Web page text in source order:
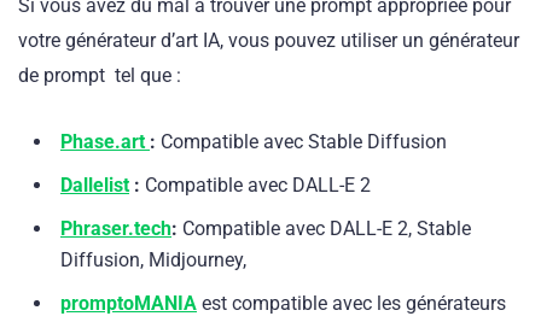
Si vous avez du mal à trouver une prompt appropriée pour
votre générateur d’art IA, vous pouvez utiliser un générateur
de prompt tel que :
Phase.art : Compatible avec Stable Diffusion
Dallelist : Compatible avec DALL-E 2
Phraser.tech: Compatible avec DALL-E 2, Stable
Diffusion, Midjourney,
promptoMANIA est compatible avec les générateurs